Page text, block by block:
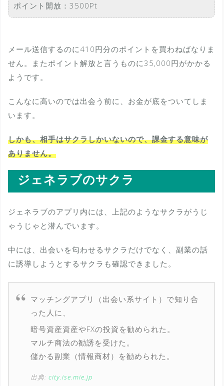
ポイント開放：3500Pt
メール送信するのに410円分のポイントを買わねばなりま
せん。またポイント解放と言うものに35,000円がかかる
ようです。
こんなに高いのでは出会う前に、お金が底をついてしま
います。
しかも、相手はサクラしかいないので、課金する意味が
ありません。
ジェネラブのサクラ
ジェネラブのアプリ内には、上記のようなサクラがうじ
ゃうじゃと潜んでいます。
中には、出会いを匂わせるサクラだけでなく、副業の話
に誘導しようとするサクラも確認できました。
マッチングアプリ（出会い系サイト）で知り合
った人に、
暗号資産資産やFXの投資を勧められた。
マルチ商法の勧誘を受けた。
儲かる副業（情報商材）を勧められた。
出典: city.ise.mie.jp